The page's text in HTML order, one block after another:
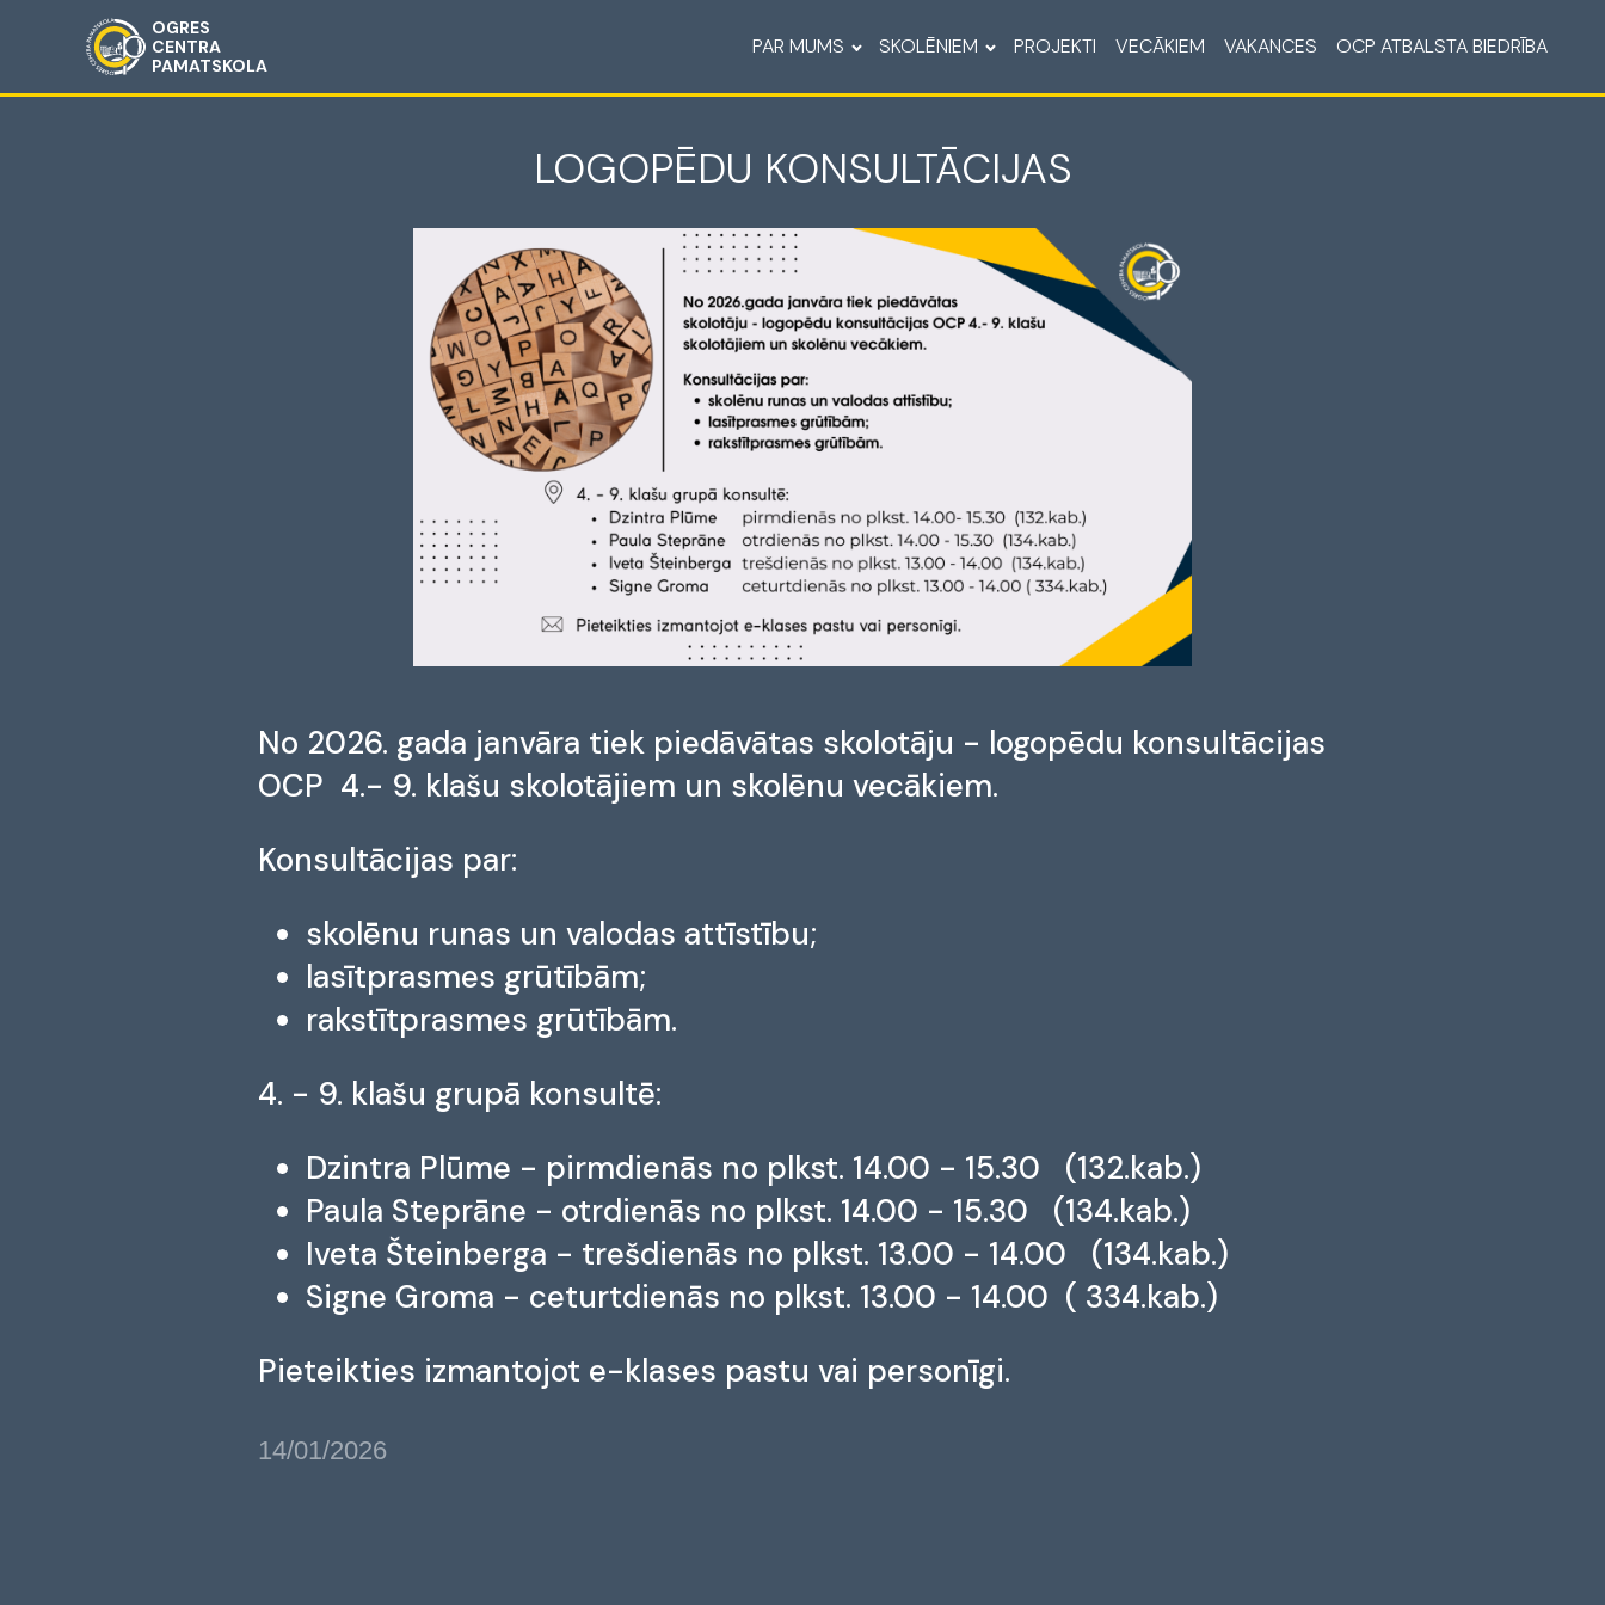
OGRES
CENTRA
PAMATSKOLA
PAR MUMS SKOLĒNIEM PROJEKTI VECĀKIEM VAKANCES OCP ATBALSTA BIEDRĪBA
LOGOPĒDU KONSULTĀCIJAS
No 2026. gada janvāra tiek piedāvātas skolotāju - logopēdu konsultācijas
OCP 4.- 9. klašu skolotājiem un skolēnu vecākiem.
Konsultācijas par:
skolēnu runas un valodas attīstību;
lasītprasmes grūtībām;
rakstītprasmes grūtībām.
4. - 9. klašu grupā konsultē:
Dzintra Plūme - pirmdienās no plkst. 14.00 - 15.30 (132.kab.)
Paula Steprāne - otrdienās no plkst. 14.00 - 15.30 (134.kab.)
Iveta Šteinberga - trešdienās no plkst. 13.00 - 14.00 (134.kab.)
Signe Groma - ceturtdienās no plkst. 13.00 - 14.00 ( 334.kab.)
Pieteikties izmantojot e-klases pastu vai personīgi.
14/01/2026